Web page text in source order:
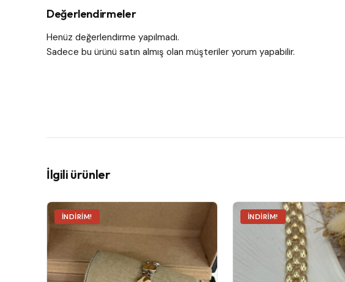
Değerlendirmeler
Henüz değerlendirme yapılmadı.
Sadece bu ürünü satın almış olan müşteriler yorum yapabilir.
İlgili ürünler
İNDIRIM! İNDIRIM!